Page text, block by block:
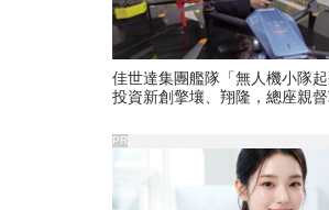
佳世達集團艦隊「無人機小隊起
投資新創擎壤、翔隆，總座親
PR